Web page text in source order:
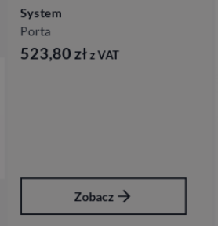
Regulowana Pol Skone
System Din
488,16zł z VAT
Zobacz